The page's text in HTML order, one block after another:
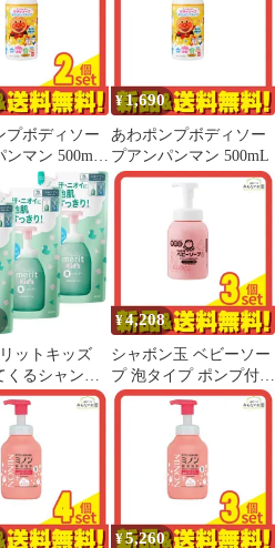
プボディソー
ンマン 500mL
ト まとめ売り
¥1,690
あわポンプボディソー
プアンパンマン 500mL
ットキッズ
るシャンプ
え用 270ml 3
¥4,208
シャボン玉 ベビーソー
プ 泡タイプ ポンプ付き
本体ボトル 450mL 3個
セット まとめ売り
¥5,260